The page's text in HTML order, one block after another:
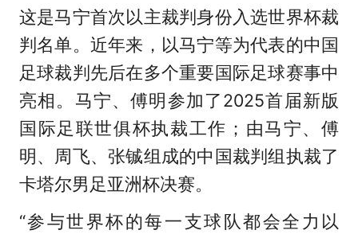
这是马宁首次以主裁判身份入选世界杯裁
判名单。近年来，以马宁等为代表的中国
足球裁判先后在多个重要国际足球赛事中
亮相。马宁、傅明参加了2025首届新版
国际足联世俱杯执裁工作；由马宁、傅
明、周飞、张铖组成的中国裁判组执裁了
卡塔尔男足亚洲杯决赛。
“参与世界杯的每一支球队都会全力以